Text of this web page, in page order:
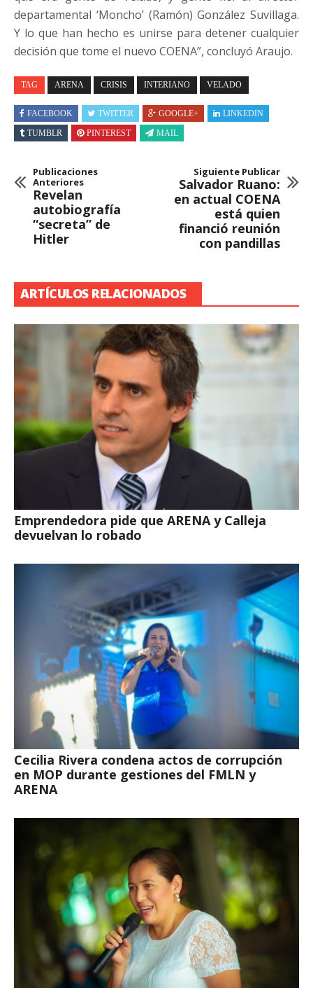
departamental ‘Moncho’ (Ramón) González Suvillaga.
Y lo que han hecho es unirse para detener cualquier
decisión que tome el nuevo COENA”, concluyó Araujo.
TAG ARENA CRISIS INTERIANO VELADO
FACEBOOK TWITTER GOOGLE+
LINKEDIN
TUMBLR
PINTEREST MAIL
Publicaciones
Anteriores
Revelan
autobiografía
“secreta” de
Hitler
Siguiente Publicar
Salvador Ruano:
en actual COENA
está quien
financió reunión
con pandillas
ARTÍCULOS RELACIONADOS
Emprendedora pide que ARENA y Calleja
devuelvan lo robado
Cecilia Rivera condena actos de corrupción
en MOP durante gestiones del FMLN y
ARENA